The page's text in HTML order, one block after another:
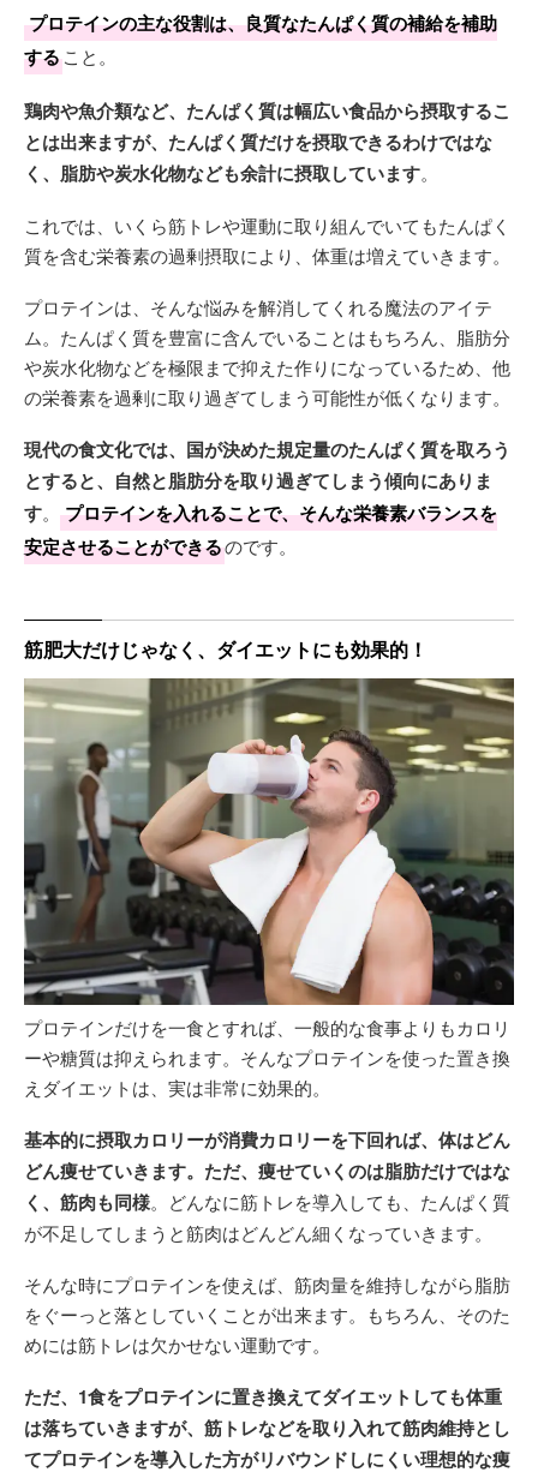
プロテインの主な役割は、良質なたんぱく質の補給を補助
すること。
鶏肉や魚介類など、たんぱく質は幅広い食品から摂取するこ
とは出来ますが、たんぱく質だけを摂取できるわけではな
く、脂肪や炭水化物なども余計に摂取しています。
これでは、いくら筋トレや運動に取り組んでいてもたんぱく
質を含む栄養素の過剰摂取により、体重は増えていきます。
プロテインは、そんな悩みを解消してくれる魔法のアイテ
ム。たんぱく質を豊富に含んでいることはもちろん、脂肪分
や炭水化物などを極限まで抑えた作りになっているため、他
の栄養素を過剰に取り過ぎてしまう可能性が低くなります。
現代の食文化では、国が決めた規定量のたんぱく質を取ろう
とすると、自然と脂肪分を取り過ぎてしまう傾向にありま
す。
プロテインを入れることで、そんな栄養素バランスを
安定させることができるのです。
筋肥大だけじゃなく、ダイエットにも効果的！
プロテインだけを一食とすれば、一般的な食事よりもカロリ
ーや糖質は抑えられます。そんなプロテインを使った置き換
えダイエットは、実は非常に効果的。
基本的に摂取カロリーが消費カロリーを下回れば、体はどん
どん痩せていきます。ただ、痩せていくのは脂肪だけではな
く、筋肉も同様。どんなに筋トレを導入しても、たんぱく質
が不足してしまうと筋肉はどんどん細くなっていきます。
そんな時にプロテインを使えば、筋肉量を維持しながら脂肪
をぐーっと落としていくことが出来ます。もちろん、そのた
めには筋トレは欠かせない運動です。
ただ、1食をプロテインに置き換えてダイエットしても体重
は落ちていきますが、筋トレなどを取り入れて筋肉維持とし
てプロテインを導入した方がリバウンドしにくい理想的な痩